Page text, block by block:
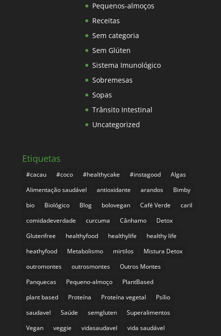
Pequenos-almoços
Receitas
Sem categoria
Sem Glúten
Sistema Imunológico
Sobremesas
Sopas
Trânsito Intestinal
Uncategorized
Etiquetas
#cacau #coco #healthycake #instagood
Algas
Alimentação saudável
antioxidante arandos
Bimby
bio
Biológico Blog bolovegan Café Verde
caril
comidadeverdade
curcuma Cânhamo
Detox
Glutenfree
healthyfood healthylife
healthy life
heathyfood
Metabolismo mirtilos
Mistura Detox
outromontes
outrosmontes
Outros Montes
Panquecas
Pequeno-almoço
PlantBased
plant based
Proteína Proteína vegetal
Psílio
saudavel
Saúde semgluten
Superalimentos
Vegan
veggie vidasaudavel vida saudável